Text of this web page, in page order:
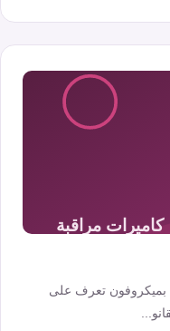
بميكروفون تعرف على